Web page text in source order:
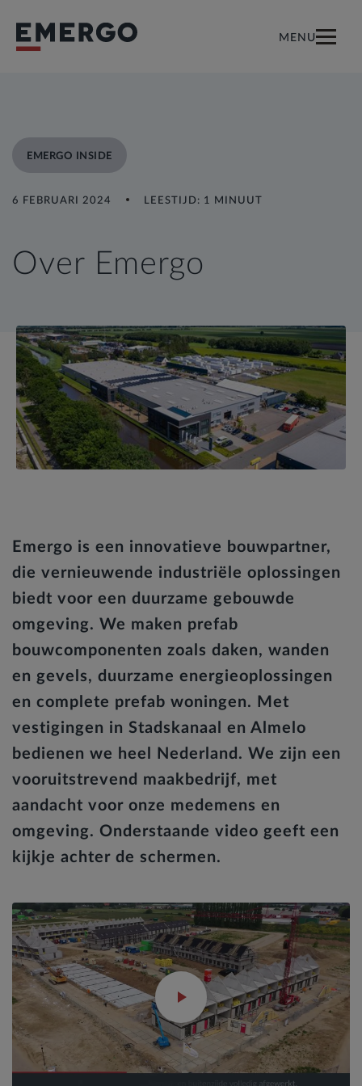
MENU
EMERGO INSIDE
6 FEBRUARI 2024 LEESTIJD: 1 MINUUT
Over Emergo
Emergo is een innovatieve bouwpartner,
die vernieuwende industriële oplossingen
biedt voor een duurzame gebouwde
omgeving. We maken prefab
bouwcomponenten zoals daken, wanden
en gevels, duurzame energieoplossingen
en complete prefab woningen. Met
vestigingen in Stadskanaal en Almelo
bedienen we heel Nederland. We zijn een
vooruitstrevend maakbedrijf, met
aandacht voor onze medemens en
omgeving. Onderstaande video geeft een
kijkje achter de schermen.